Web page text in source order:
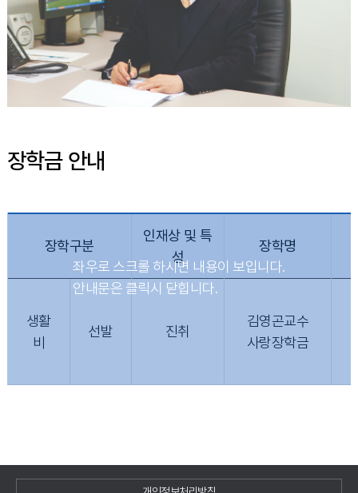
장학금 안내
장학구분
인재상 및 특
성
장학명
생활
비
선발 진취
김영곤교수
사랑장학금